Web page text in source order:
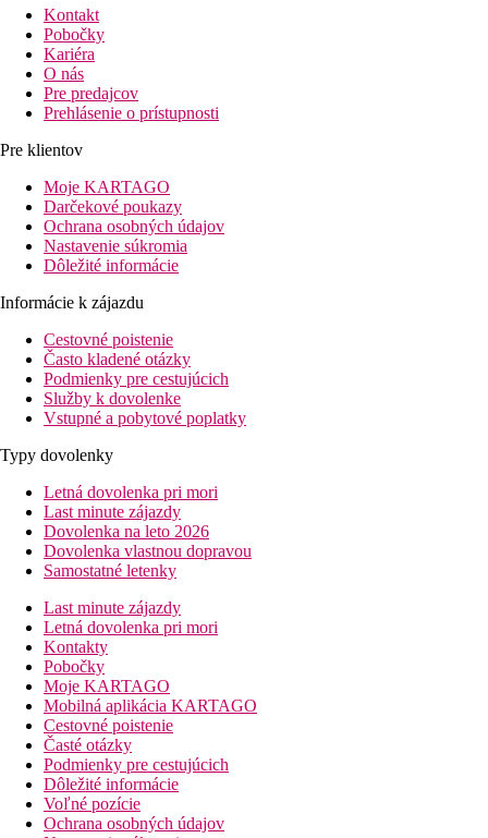
Kontakt
Pobočky
Kariéra
O nás
Pre predajcov
Prehlásenie o prístupnosti
Pre klientov
Moje KARTAGO
Darčekové poukazy
Ochrana osobných údajov
Nastavenie súkromia
Dôležité informácie
Informácie k zájazdu
Cestovné poistenie
Často kladené otázky
Podmienky pre cestujúcich
Služby k dovolenke
Vstupné a pobytové poplatky
Typy dovolenky
Letná dovolenka pri mori
Last minute zájazdy
Dovolenka na leto 2026
Dovolenka vlastnou dopravou
Samostatné letenky
Last minute zájazdy
Letná dovolenka pri mori
Kontakty
Pobočky
Moje KARTAGO
Mobilná aplikácia KARTAGO
Cestovné poistenie
Časté otázky
Podmienky pre cestujúcich
Dôležité informácie
Voľné pozície
Ochrana osobných údajov